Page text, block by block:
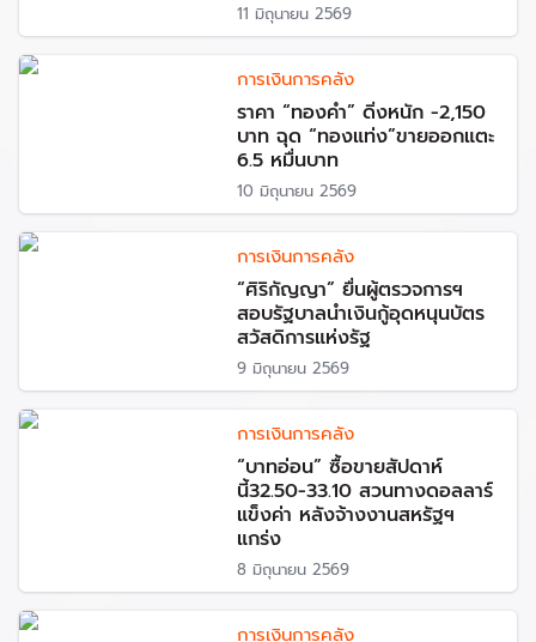
11 มิถุนายน 2569
การเงินการคลัง
ราคา “ทองคำ” ดิ่งหนัก -2,150
บาท ฉุด “ทองแท่ง”ขายออกแตะ
6.5 หมื่นบาท
10 มิถุนายน 2569
การเงินการคลัง
“ศิริกัญญา” ยื่นผู้ตรวจการฯ
สอบรัฐบาลนำเงินกู้อุดหนุนบัตร
สวัสดิการแห่งรัฐ
9 มิถุนายน 2569
การเงินการคลัง
“บาทอ่อน” ซื้อขายสัปดาห์
นี้32.50-33.10 สวนทางดอลลาร์
แข็งค่า หลังจ้างงานสหรัฐฯ
แกร่ง
8 มิถุนายน 2569
การเงินการคลัง